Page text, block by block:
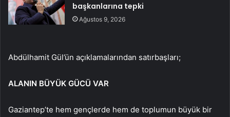
başkanlarına tepki
Ağustos 9, 2026
Abdülhamit Gül’ün açıklamalarından satırbaşları;
ALANIN BÜYÜK GÜCÜ VAR
Gaziantep’te hem gençlerde hem de toplumun büyük bir